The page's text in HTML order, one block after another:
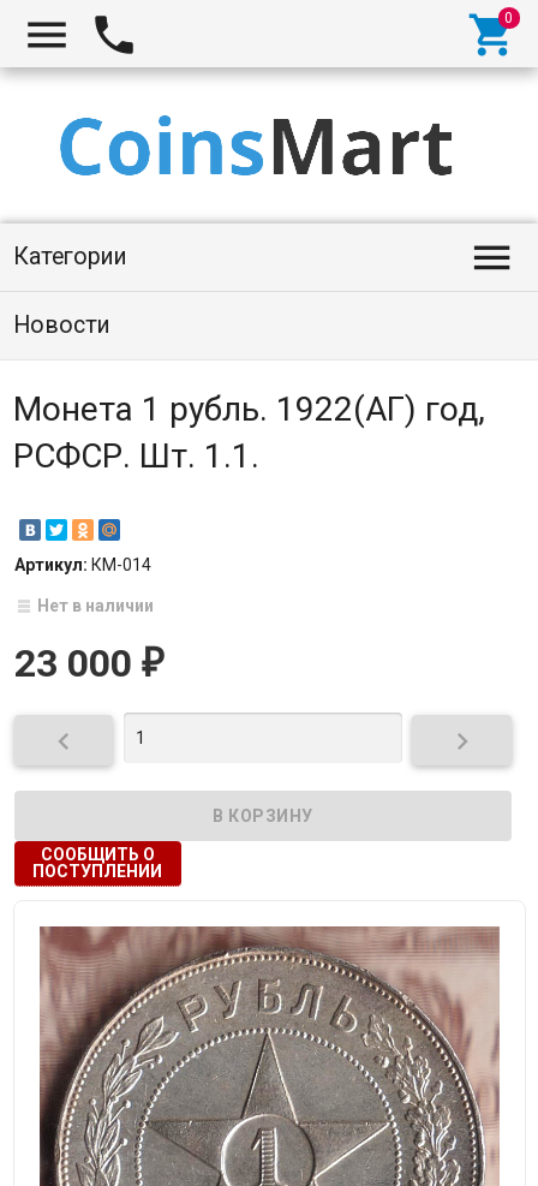
  
Категории 
Новости
Монета 1 рубль. 1922(АГ) год,
РСФСР. Шт. 1.1.
Артикул: КМ-014
Нет в наличии
23 000 ₽
 
СООБЩИТЬ О
ПОСТУПЛЕНИИ